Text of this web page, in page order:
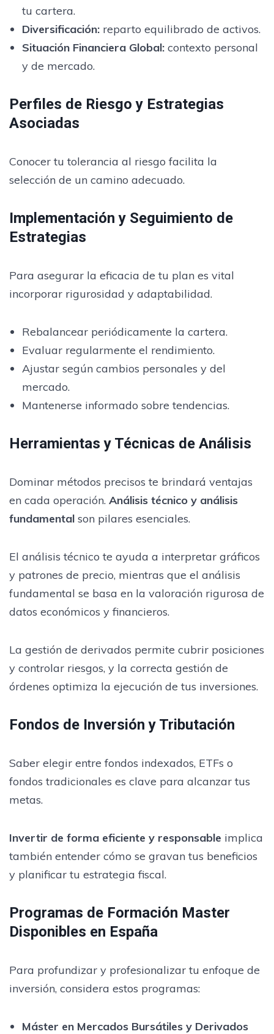
tu cartera.
Diversificación:reparto equilibrado de activos.
Situación Financiera Global:contexto personal
y de mercado.
Perfiles de Riesgo y Estrategias
Asociadas
Conocer tu tolerancia al riesgo facilita la
selección de un camino adecuado.
Implementación y Seguimiento de
Estrategias
Para asegurar la eficacia de tu plan es vital
incorporar rigurosidad y adaptabilidad.
Rebalancear periódicamente la cartera.
Evaluar regularmente el rendimiento.
Ajustar según cambios personales y del
mercado.
Mantenerse informado sobre tendencias.
Herramientas y Técnicas de Análisis
Dominar métodos precisos te brindará ventajas
en cada operación. Análisis técnico y análisis
fundamental son pilares esenciales.
El análisis técnico te ayuda a interpretar gráficos
y patrones de precio, mientras que el análisis
fundamental se basa en la valoración rigurosa de
datos económicos y financieros.
La gestión de derivados permite cubrir posiciones
y controlar riesgos, y la correcta gestión de
órdenes optimiza la ejecución de tus inversiones.
Fondos de Inversión y Tributación
Saber elegir entre fondos indexados, ETFs o
fondos tradicionales es clave para alcanzar tus
metas.
Invertir de forma eficiente y responsable implica
también entender cómo se gravan tus beneficios
y planificar tu estrategia fiscal.
Programas de Formación Master
Disponibles en España
Para profundizar y profesionalizar tu enfoque de
inversión, considera estos programas:
Máster en Mercados Bursátiles y Derivados